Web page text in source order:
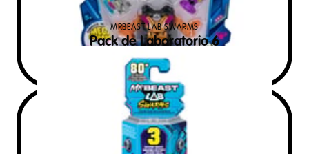
Pack de Laboratorio 6
MRBEAST LAB SWARMS
399PVS MXN